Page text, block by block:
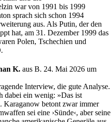
war von 1991 bis 1999
sprach sich schon 1994
aus. Als Putin, der den
hat, am 31. Dezember 1999 das
Polen, Tschechien und
K. aus B. 24. Mai 2026 um
Interview, die gute Analyse.
dabei ein wenig: »Das ist
Karaganow betont zwar immer
sei eine ›Sünde‹, aber seine